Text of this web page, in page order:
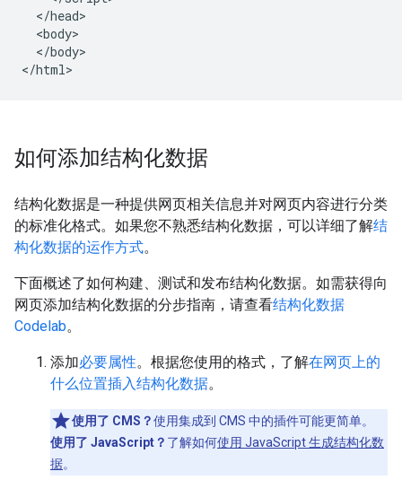
  </head>
  <body>
  </body>
</html>
如何添加结构化数据
结构化数据是一种提供网页相关信息并对网页内容进行分类
的标准化格式。如果您不熟悉结构化数据，可以详细了解结
构化数据的运作方式。
下面概述了如何构建、测试和发布结构化数据。如需获得向
网页添加结构化数据的分步指南，请查看结构化数据
Codelab。
添加必要属性。根据您使用的格式，了解在网页上的
什么位置插入结构化数据。
使用了 CMS？使用集成到 CMS 中的插件可能更简单。
使用了 JavaScript？ 了解如何使用 JavaScript 生成结构化数
据。